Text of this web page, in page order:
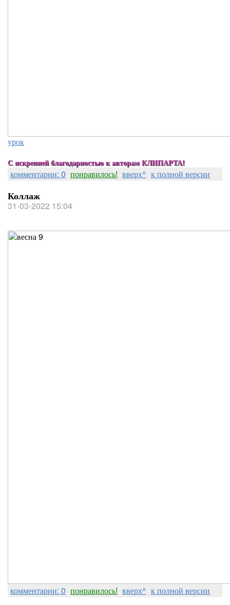
урок
С искренней благодарностью к авторам КЛИПАРТА!
комментарии: 0 понравилось! вверх^ к полной версии
Коллаж
31-03-2022 15:04
комментарии: 0 понравилось! вверх^ к полной версии